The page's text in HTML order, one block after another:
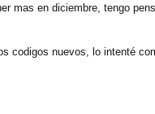
mas en diciembre, tengo
codigos nuevos, lo intenté